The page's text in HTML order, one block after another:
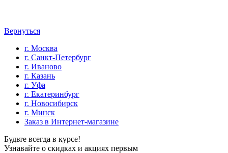
Вернуться
г. Москва
г. Санкт-Петербург
г. Иваново
г. Казань
г. Уфа
г. Екатеринбург
г. Новосибирск
г. Минск
Заказ в Интернет-магазине
Будьте всегда в курсе!
Узнавайте о скидках и акциях первым